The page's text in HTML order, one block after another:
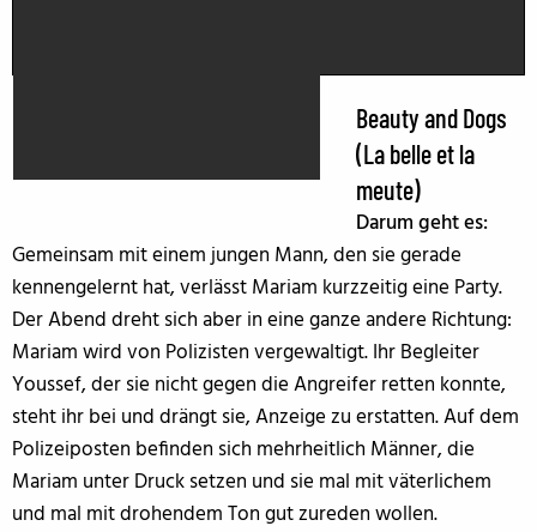
Beauty and Dogs
(La belle et la
meute)
Darum geht es:
Gemeinsam mit einem jungen Mann, den sie gerade
kennengelernt hat, verlässt Mariam kurzzeitig eine Party.
Der Abend dreht sich aber in eine ganze andere Richtung:
Mariam wird von Polizisten vergewaltigt. Ihr Begleiter
Youssef, der sie nicht gegen die Angreifer retten konnte,
steht ihr bei und drängt sie, Anzeige zu erstatten. Auf dem
Polizeiposten befinden sich mehrheitlich Männer, die
Mariam unter Druck setzen und sie mal mit väterlichem
und mal mit drohendem Ton gut zureden wollen.